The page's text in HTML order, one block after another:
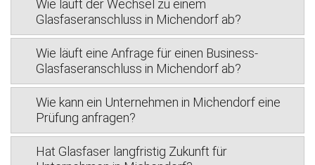
Wie läuft der Wechsel zu einem
Glasfaseranschluss in Michendorf ab?
Wie läuft eine Anfrage für einen Business-
Glasfaseranschluss in Michendorf ab?
Wie kann ein Unternehmen in Michendorf eine
Prüfung anfragen?
Hat Glasfaser langfristig Zukunft für